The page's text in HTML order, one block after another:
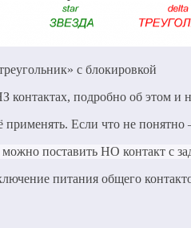
с блокировкой
контактах, подробно об этом и
применять. Если что не
поставить НО контакт с
питания общего